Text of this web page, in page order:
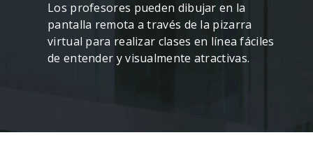
Los profesores pueden dibujar en la
pantalla remota a través de la pizarra
virtual para realizar clases en línea fáciles
de entender y visualmente atractivas.